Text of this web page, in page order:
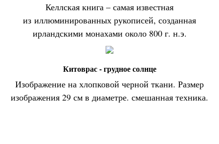
Келлская книга – самая известная
из иллюминированных рукописей, созданная
ирландскими монахами около 800 г. н.э.
Китоврас - грудное солнце
Изображение на хлопковой черной ткани. Размер
изображения 29 см в диаметре. смешанная техника.